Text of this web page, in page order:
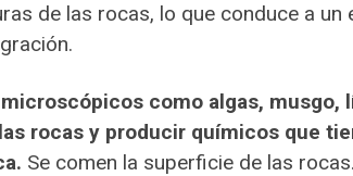
de las rocas, lo que conduce a un
como algas,
rocas y producir químicos que
Se comen la superficie de las